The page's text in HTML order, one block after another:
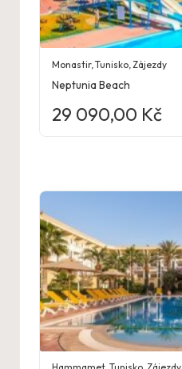
Monastir,Tunisko Zájezdy
Neptunia Beach
29 090,00 Kč